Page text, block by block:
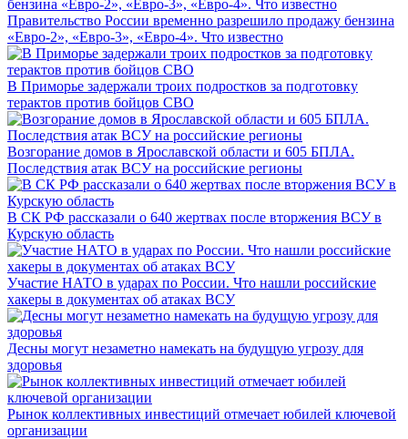
Правительство России временно разрешило продажу бензина
«Евро-2», «Евро-3», «Евро-4». Что известно
В Приморье задержали троих подростков за подготовку
терактов против бойцов СВО
Возгорание домов в Ярославской области и 605 БПЛА.
Последствия атак ВСУ на российские регионы
В СК РФ рассказали о 640 жертвах после вторжения ВСУ в
Курскую область
Участие НАТО в ударах по России. Что нашли российские
хакеры в документах об атаках ВСУ
Десны могут незаметно намекать на будущую угрозу для
здоровья
Рынок коллективных инвестиций отмечает юбилей ключевой
организации